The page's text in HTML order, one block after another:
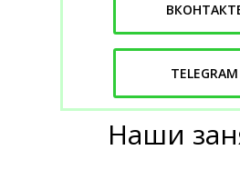
TELEGRAM
Наши